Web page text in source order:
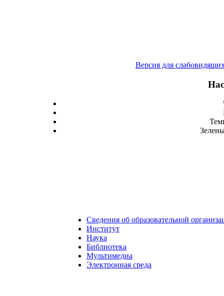
Версия для
Сведения об образовательной
Институт
Наука
Библиотека
Мультимедиа
Электронная среда